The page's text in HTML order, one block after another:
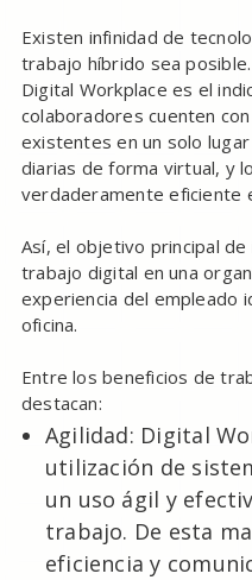
Existen infinidad de
trabajo híbrido sea
Digital Workplace es el
colaboradores cuenten
existentes en un solo
diarias de forma virtual, y
verdaderamente eficiente
Así, el objetivo principal
trabajo digital en una
experiencia del empleado
oficina.
Entre los beneficios de
destacan:
Agilidad: Digital
utilización de
un uso ágil y
trabajo. De esta
eficiencia y